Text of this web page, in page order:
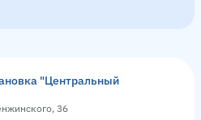
"Центральный
36